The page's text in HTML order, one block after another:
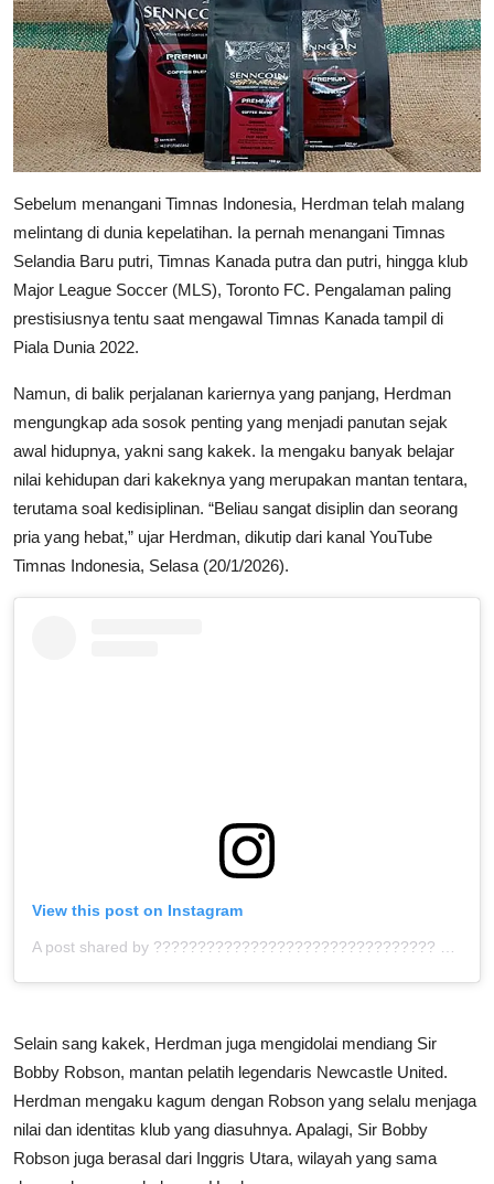
Sebelum menangani Timnas Indonesia, Herdman telah malang
melintang di dunia kepelatihan. Ia pernah menangani Timnas
Selandia Baru putri, Timnas Kanada putra dan putri, hingga klub
Major League Soccer (MLS), Toronto FC. Pengalaman paling
prestisiusnya tentu saat mengawal Timnas Kanada tampil di
Piala Dunia 2022.
Namun, di balik perjalanan kariernya yang panjang, Herdman
mengungkap ada sosok penting yang menjadi panutan sejak
awal hidupnya, yakni sang kakek. Ia mengaku banyak belajar
nilai kehidupan dari kakeknya yang merupakan mantan tentara,
terutama soal kedisiplinan. “Beliau sangat disiplin dan seorang
pria yang hebat,” ujar Herdman, dikutip dari kanal YouTube
Timnas Indonesia, Selasa (20/1/2026).
View this post on Instagram
Selain sang kakek, Herdman juga mengidolai mendiang Sir
Bobby Robson, mantan pelatih legendaris Newcastle United.
Herdman mengaku kagum dengan Robson yang selalu menjaga
nilai dan identitas klub yang diasuhnya. Apalagi, Sir Bobby
Robson juga berasal dari Inggris Utara, wilayah yang sama